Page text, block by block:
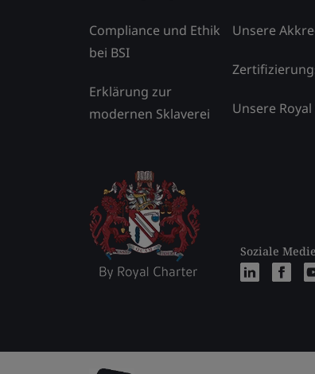
Compliance und Ethik
bei BSI
Erklärung zur
modernen Sklaverei
Unsere
Unsere
Soziale